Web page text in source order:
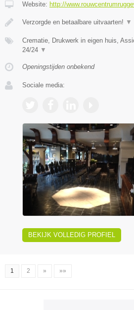
Website: http://
Verzorgde en betaalbare uitvaarten! ▼
Crematie, Drukwerk in eigen huis,
24/24 ▼
Openingstijden onbekend
Sociale media:
BEKIJK VOLLEDIG PROFIEL
1 2 » »»